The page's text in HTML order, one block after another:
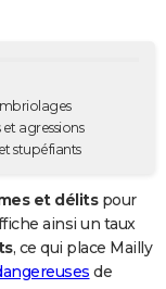
agressions
stupéfiants
et délitspour
ainsi un taux
, ce qui place Mailly
de